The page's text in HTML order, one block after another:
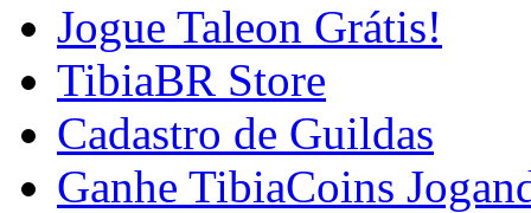
Jogue Taleon Grátis!
TibiaBR Store
Cadastro de Guildas
Ganhe TibiaCoins